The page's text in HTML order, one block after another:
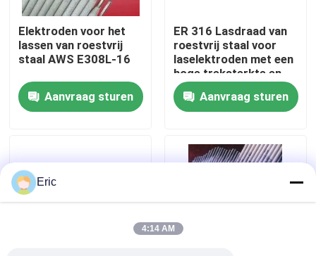
Kwaliteitscontrole
Vraag een offerte aan
Company News
mariene deuren
Elektroden voor het
lassen van roestvrij
staal AWS E308L-16
Aanvraag sturen
ER 316 Lasdraad van
roestvrij staal voor
laselektroden met een
hoge treksterkte en
een uitstekende
spoelvormende
eigenschap
Aanvraag sturen
Eric
4:14 AM